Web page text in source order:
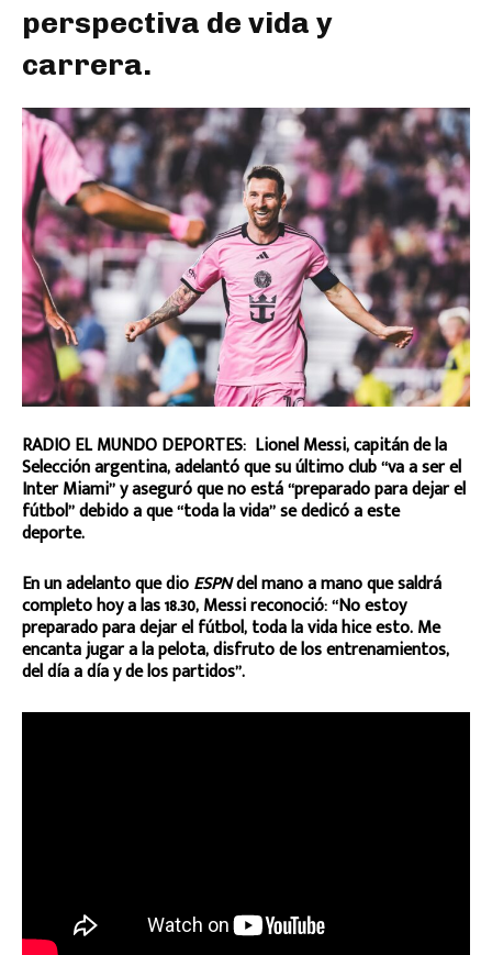
perspectiva de vida y
carrera.
RADIO EL MUNDO DEPORTES: Lionel Messi, capitán de la
Selección argentina, adelantó que su último club “va a ser el
Inter Miami” y aseguró que no está “preparado para dejar el
fútbol” debido a que “toda la vida” se dedicó a este
deporte.
En un adelanto que dioESPNdel mano a mano que saldrá
completo hoy a las 18.30, Messi reconoció: “No estoy
preparado para dejar el fútbol, toda la vida hice esto. Me
encanta jugar a la pelota, disfruto de los entrenamientos,
del día a día y de los partidos”.